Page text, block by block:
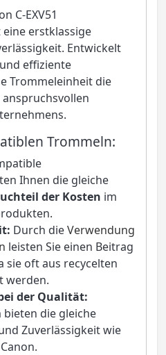
C-EXV51
erstklassige
Entwickelt
effiziente
Trommeleinheit die
Trommeln:
Ihnen die gleiche
der Kosten im
Durch dieVerwendung
leisten Sie einen Beitrag
sie oft aus recycelten
werden.
der Qualität:
die gleiche
Zuverlässigkeit wie